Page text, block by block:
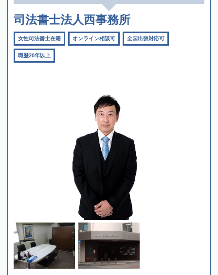
司法書士法人西事務所
女性司法書士在籍 オンライン相談可 全国出張対応可
職歴20年以上